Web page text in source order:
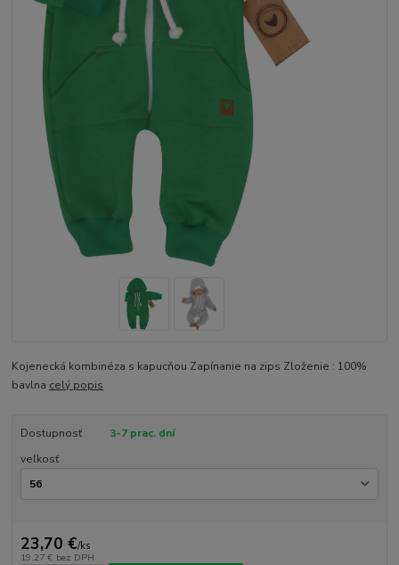
Kojenecká kombinéza s kapucňou Zapínanie na zips Zloženie : 100%
bavlna celý popis
Dostupnosť
3-7 prac. dní
veľkosť
23,70 €/ks
19,27 € bez DPH